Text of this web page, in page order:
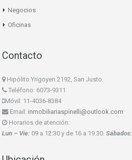
Negocios
Oficinas
Contacto
Hipólito Yrigoyen 2192, San Justo.
Teléfono: 6073-9311
Móvil: 11-4036-8384
Email: inmobiliariaspinelli@outlook.com
Horarios de atención:
Lun – Vie: 09 a 12:30 y de 16 a 19.30. Sábados: